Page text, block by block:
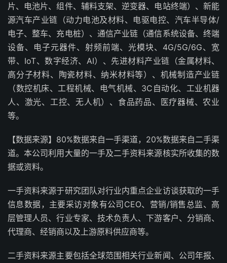
片、电池片、组件、辅料支架、逆变器、电站终端）、新能
源汽车产业链（动力电池及材料、电驱电控、汽车半导体/
电子、整车、充电桩）、通信产业链（通信系统设备、终端
设备、电子元器件、射频前端、光模块、4G/5G/6G、宽
带、IoT、数字经济、AI）、先进材料产业链（金属材料、
高分子材料、陶瓷材料、纳米材料等）、机械制造产业链
（数控机床、工程机械、电气机械、3C自动化、工业机器
人、激光、工控、无人机）、食品药品、医疗器械、农业
等。
【数据来源】80%数据来自一手渠道，20%数据来自二手渠
道。本公司利用大量的一手及二手资料来源核实所收集的数
据或资料。
一手资料来源于研究团队对行业内重点企业访谈获取的一手
信息数据，主要采访对象有公司CEO、营销/销售总监、高
层管理人员、行业专家、技术负责人、下游客户、分销商、
代理商、经销商以及上游原料供应商等。
二手资料来源主要包括全球范围相关行业新闻、公司年报、